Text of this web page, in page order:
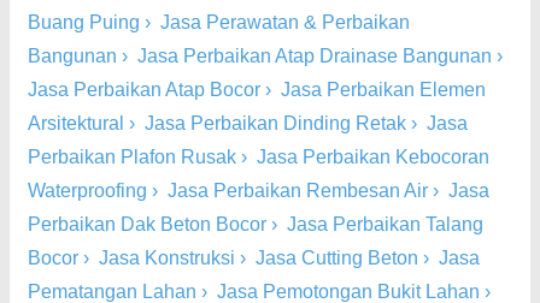
Buang Puing › Jasa Perawatan & Perbaikan
Bangunan › Jasa Perbaikan Atap Drainase Bangunan ›
Jasa Perbaikan Atap Bocor › Jasa Perbaikan Elemen
Arsitektural › Jasa Perbaikan Dinding Retak › Jasa
Perbaikan Plafon Rusak › Jasa Perbaikan Kebocoran
Waterproofing › Jasa Perbaikan Rembesan Air › Jasa
Perbaikan Dak Beton Bocor › Jasa Perbaikan Talang
Bocor › Jasa Konstruksi › Jasa Cutting Beton › Jasa
Pematangan Lahan › Jasa Pemotongan Bukit Lahan ›